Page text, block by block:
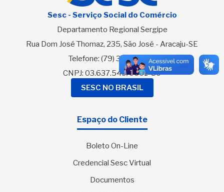
Sesc - Serviço Social do Comércio
Departamento Regional Sergipe
Rua Dom José Thomaz, 235, São José - Aracaju-SE
Telefone: (79) 3216-2700
CNPJ: 03.637.549/0001-80
SESC NO BRASIL
Espaço do Cliente
Boleto On-Line
Credencial Sesc Virtual
Documentos